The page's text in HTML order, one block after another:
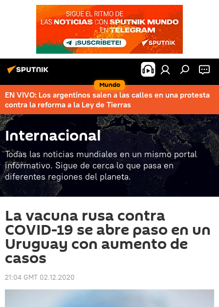
Mundo
EN VIVO: Los argentinos salen a las calles en una protesta
contra la reforma a la Ley de Tierras
Internacional
Todas las noticias mundiales en un mismo portal
informativo. Sigue de cerca lo que pasa en
diferentes regiones del planeta.
La vacuna rusa contra
COVID-19 se abre paso en un
Uruguay con aumento de
casos
21:04 GMT 02.12.2020